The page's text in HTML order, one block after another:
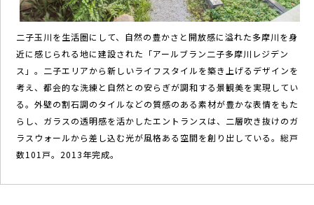
二子玉川を生活圏にして、自然の豊かさと開放感に溢れた多摩川を身
近に感じられる地に建設された「アールブラン二子多摩川レジデン
ス」。二子エリアから新しいライフスタイルを築き上げるデザインを
考え、都会的な洗練と自然との安らぎが調和する景観美を実現してい
る。外壁の割石調のタイルなどの質感のある素材が豊かな表情をもた
らし、ガラスの透明感を活かしたエントランスは、二層吹き抜けのガ
ラスウォールから差し込む光が風格ある空間を創り出している。総戸
数101戸。2013年完成。